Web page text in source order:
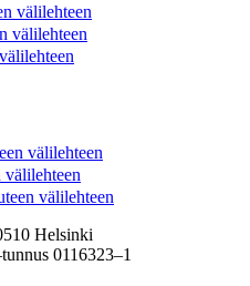
välilehteen
välilehteen
välilehteen
välilehteen
välilehteen
Helsinki
0116323–1